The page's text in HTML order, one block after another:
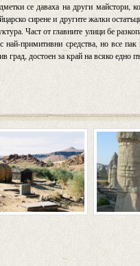
се даваха на други майстори,
сирене и другите жалки
Част от главните улици бе
най-примитивни средства, но все
достоен за край на всяко едно